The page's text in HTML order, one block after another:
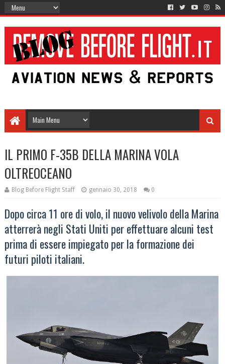
IL PRIMO F-35B DELLA MARINA VOLA
OLTREOCEANO
Blog Before Flight Staff gennaio 30, 2018 0
Dopo circa 11 ore di volo, il nuovo velivolo della Marina
atterrerà negli Stati Uniti per effettuare alcuni test
prima di essere impiegato per la formazione dei
futuri piloti italiani.